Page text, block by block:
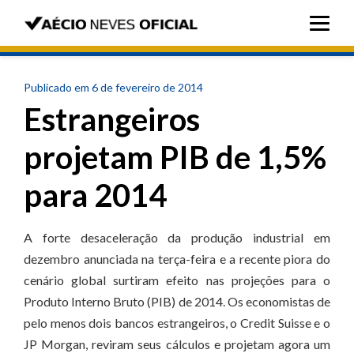
Publicado em 6 de fevereiro de 2014
Estrangeiros
projetam PIB de 1,5%
para 2014
A forte desaceleração da produção industrial em
dezembro anunciada na terça-feira e a recente piora do
cenário global surtiram efeito nas projeções para o
Produto Interno Bruto (PIB) de 2014. Os economistas de
pelo menos dois bancos estrangeiros, o Credit Suisse e o
JP Morgan, reviram seus cálculos e projetam agora um